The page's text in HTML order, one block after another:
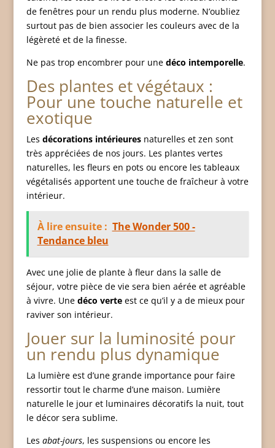
de fenêtres pour un rendu plus moderne. N’oubliez
surtout pas de bien associer les couleurs avec de la
légèreté et de la finesse.
Ne pas trop encombrer pour une déco intemporelle.
Des plantes et végétaux :
Pour une touche naturelle et
exotique
Les décorations intérieuresnaturelles et zen sont
très appréciées de nos jours. Les plantes vertes
naturelles, les fleurs en pots ou encore les tableaux
végétalisés apportent une touche de fraîcheur à votre
intérieur.
À lire ensuite : The Wonder 500 -
Tendance bleu
Avec une jolie de plante à fleur dans la salle de
séjour, votre pièce de vie sera bien aérée et agréable
à vivre. Une déco verteest ce qu’il y a de mieux pour
raviver son intérieur.
Jouer sur la luminosité pour
un rendu plus dynamique
La lumière est d’une grande importance pour faire
ressortir tout le charme d’une maison. Lumière
naturelle le jour et luminaires décoratifs la nuit, tout
le décor sera sublime.
Les abat-jours, les suspensions ou encore les